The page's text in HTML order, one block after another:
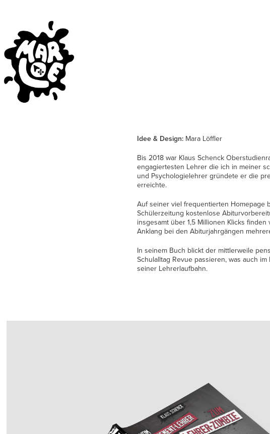
Idee & Design: Mara Löffler
Bis 2018 war Klaus Schenck
engagiertesten Lehrer die ich in meiner
und Psychologielehrer gründete er die
erreichte.
Auf seiner viel frequentierten Homepage
Schülerzeitung kostenlose
insgesamt über 1,5 Millionen Klicks
Anklang bei den Abiturjahrgängen
In seinem Buch blickt der mittlerweile
Schulalltag Revue passieren, was auch
seiner Lehrerlaufbahn.